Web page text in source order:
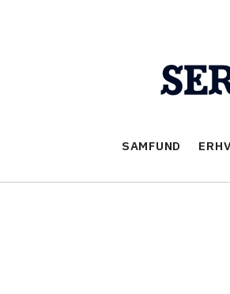
SAMFUND